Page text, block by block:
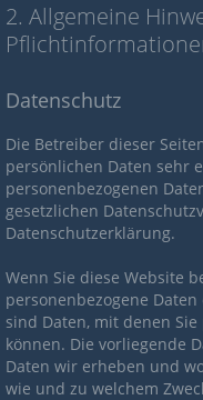
2. Allgemeine
Datenschutz
Die Betreiber dieser
persönlichen Daten sehr
personenbezogenen
gesetzlichen
Datenschutzerklärung.
Wenn Sie diese Website
personenbezogene
sind Daten, mit denen
können. Die vorliegende
Daten wir erheben und
wie und zu welchem